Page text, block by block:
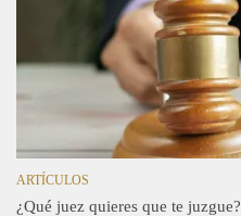
ARTÍCULOS
¿Qué juez quieres que te juzgue?